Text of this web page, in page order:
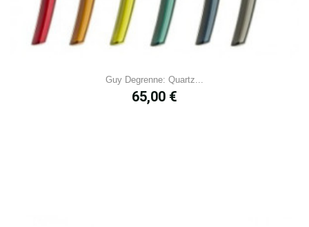
Guy Degrenne: Quartz...
Prix
65,00 €